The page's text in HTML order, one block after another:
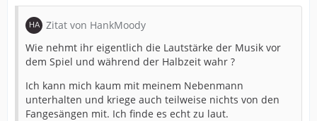
Zitat von HankMoody
Wie nehmt ihr eigentlich die Lautstärke der Musik vor
dem Spiel und während der Halbzeit wahr ?
Ich kann mich kaum mit meinem Nebenmann
unterhalten und kriege auch teilweise nichts von den
Fangesängen mit. Ich finde es echt zu laut.